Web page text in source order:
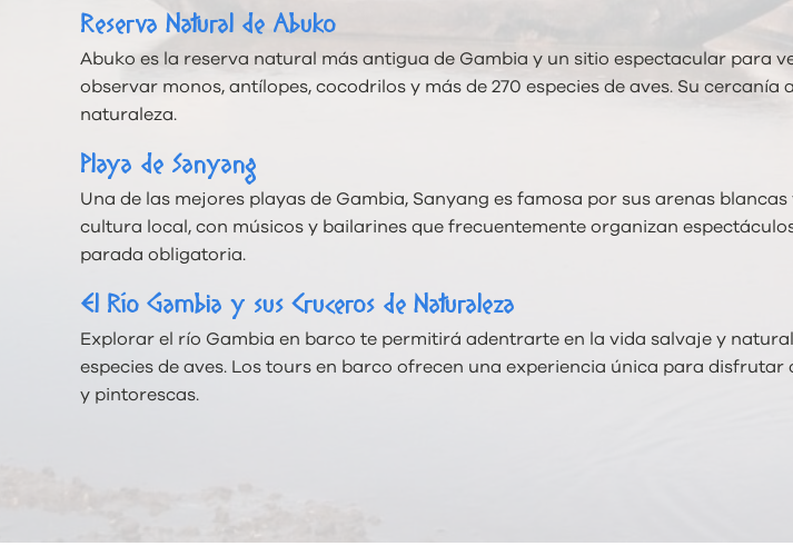
Reserva Natural de Abuko
Abuko es la reserva natural más antigua de Gambia y un sitio espectacular para
observar monos, antílopes, cocodrilos y más de 270 especies de aves. Su
naturaleza.
Playa de Sanyang
Una de las mejores playas de Gambia, Sanyang es famosa por sus arenas
cultura local, con músicos y bailarines que frecuentemente organizan
parada obligatoria.
El Río Gambia y sus Cruceros de Naturaleza
Explorar el río Gambia en barco te permitirá adentrarte en la vida salvaje y
especies de aves. Los tours en barco ofrecen una experiencia única para
y pintorescas.